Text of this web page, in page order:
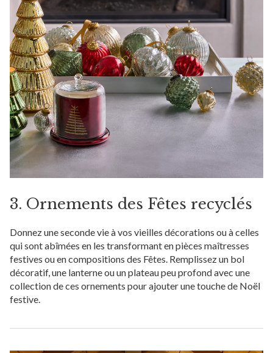
3. Ornements des Fêtes recyclés
Donnez une seconde vie à vos vieilles décorations ou à celles
qui sont abîmées en les transformant en pièces maîtresses
festives ou en compositions des Fêtes. Remplissez un bol
décoratif, une lanterne ou un plateau peu profond avec une
collection de ces ornements pour ajouter une touche de Noël
festive.